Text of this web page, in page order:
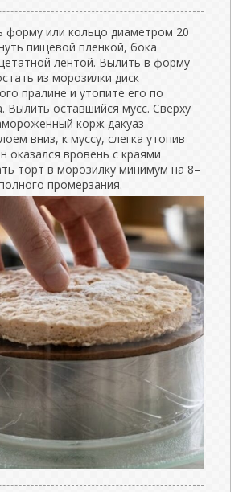
форму или кольцо диаметром 20
пищевой пленкой, бока
лентой. Вылить в форму
из морозилки диск
пралине и утопите его по
Вылить оставшийся мусс. Сверху
корж дакуаз
вниз, к муссу, слегка утопив
оказался вровень с краями
торт в морозилку минимум на 8–
промерзания.